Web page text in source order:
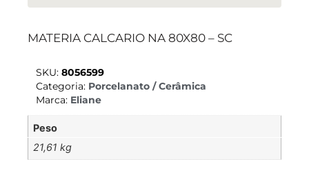
MATERIA CALCARIO NA 80X80 – SC
SKU: 8056599
Categoria: Porcelanato / Cerâmica
Marca: Eliane
Peso
21,61 kg